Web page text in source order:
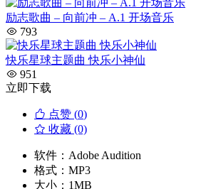
励志歌曲 – 向前冲 – A.1 开场音乐
793
快乐星球主题曲 快乐小神仙
951
立即下载
点赞 (0)
收藏 (0)
软件： Adobe Audition
格式： MP3
大小： 1MB